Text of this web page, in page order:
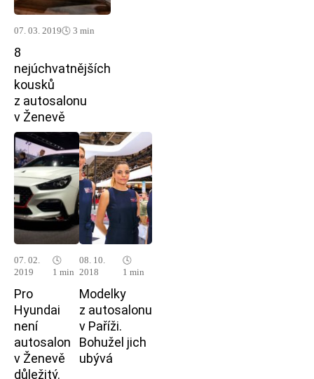
07. 03. 2019🕓 3 min
8
nejúchvatnějších
kousků
z autosalonu
v Ženevě
07. 02.
2019
🕓
1 min
Pro
Hyundai
není
autosalon
v Ženevě
důležitý.
08. 10.
2018
🕓
1 min
Modelky
z autosalonu
v Paříži.
Bohužel jich
ubývá